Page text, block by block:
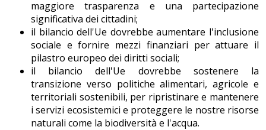
maggiore trasparenza e una partecipazione
significativa dei cittadini;
il bilancio dell'Ue dovrebbe aumentare l'inclusione
sociale e fornire mezzi finanziari per attuare il
pilastro europeo dei diritti sociali;
il bilancio dell'Ue dovrebbe sostenere la
transizione verso politiche alimentari, agricole e
territoriali sostenibili, per ripristinare e mantenere
i servizi ecosistemici e proteggere le nostre risorse
naturali come la biodiversità e l'acqua.